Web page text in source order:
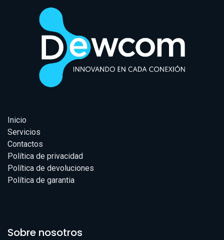
Inicio
Servicios
Contactos
Política de privacidad
Política de devoluciones
Política de garantia
Sobre nosotros